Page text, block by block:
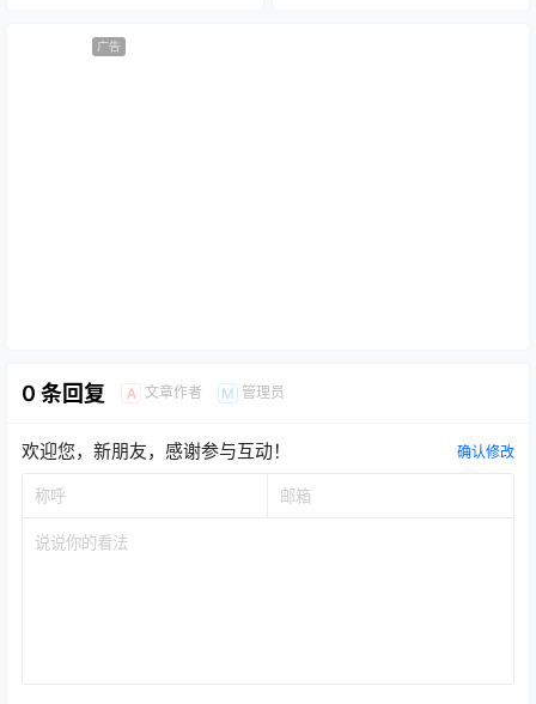
广告
0 条回复 A 文章作者 M 管理员
欢迎您，新朋友，感谢参与互动！ 确认修改